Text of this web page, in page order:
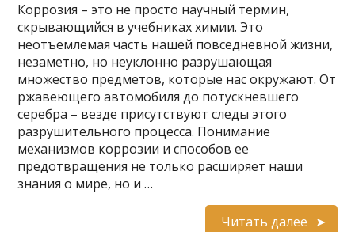
Коррозия – это не просто научный термин,
скрывающийся в учебниках химии. Это
неотъемлемая часть нашей повседневной жизни,
незаметно, но неуклонно разрушающая
множество предметов, которые нас окружают. От
ржавеющего автомобиля до потускневшего
серебра – везде присутствуют следы этого
разрушительного процесса. Понимание
механизмов коррозии и способов ее
предотвращения не только расширяет наши
знания о мире, но и …
Читать далее